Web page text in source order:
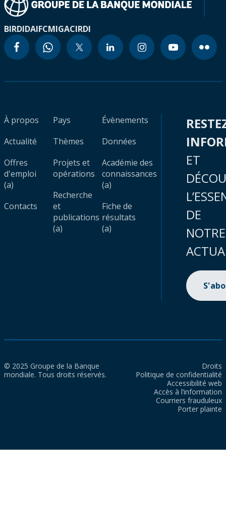
BIRDIDAIFCMIGACIRDI
À propos
Actualité
Offres
d'emploi
(a)
Contacts
Pays
Thèmes
Projets et
opérations
Recherche
et
publications
(a)
Évènements
Données
Académie des
connaissances
(a)
Fiche de
résultats
(a)
ET
DE
NOTRE
© 2025 Groupe de la Banque
mondiale. Tous droits réservés.
Droits
Politique de confidentialité
Accessibilité web
Accès à l’information
Courriers frauduleux
Porter plainte